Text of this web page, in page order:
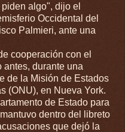
algo", dijo el
Occidental del
Palmieri, ante una
cooperación con el
durante una
de la Misión de Estados
(ONU), en Nueva York.
de Estado para
dentro del libreto
que dejó la